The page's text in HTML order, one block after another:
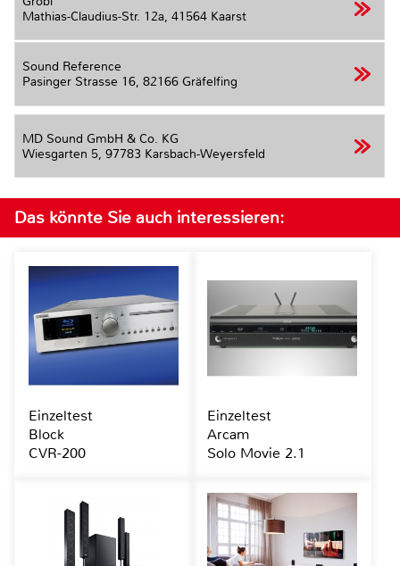
Mathias-Claudius-Str. 12a, 41564 Kaarst
Sound Reference
Pasinger Strasse 16, 82166 Gräfelfing
MD Sound GmbH & Co. KG
Wiesgarten 5, 97783 Karsbach-Weyersfeld
Das könnte Sie auch interessieren:
Einzeltest
Block
CVR-200
Einzeltest
Arcam
Solo Movie 2.1